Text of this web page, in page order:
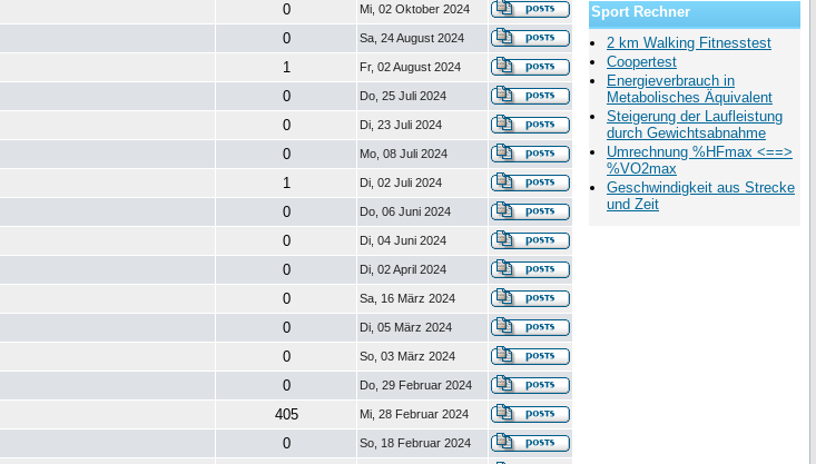
0 Mi, 02 Oktober 2024
0 Sa, 24 August 2024
1 Fr, 02 August 2024
0 Do, 25 Juli 2024
0 Di, 23 Juli 2024
0 Mo, 08 Juli 2024
1 Di, 02 Juli 2024
0 Do, 06 Juni 2024
0 Di, 04 Juni 2024
0 Di, 02 April 2024
0 Sa, 16 März 2024
0 Di, 05 März 2024
0 So, 03 März 2024
0 Do, 29 Februar 2024
405 Mi, 28 Februar 2024
0 So, 18 Februar 2024
Sport Rechner
2 km Walking Fitnesstest
Coopertest
Energieverbrauch in
Metabolisches Äquivalent
Steigerung der Laufleistung
durch Gewichtsabnahme
Umrechnung %HFmax <==>
%VO2max
Geschwindigkeit aus Strecke
und Zeit